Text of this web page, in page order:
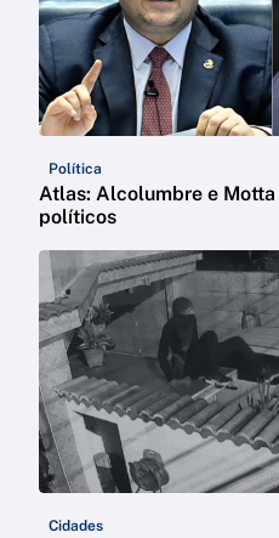
Política
Atlas: Alcolumbre e
políticos
Cidades